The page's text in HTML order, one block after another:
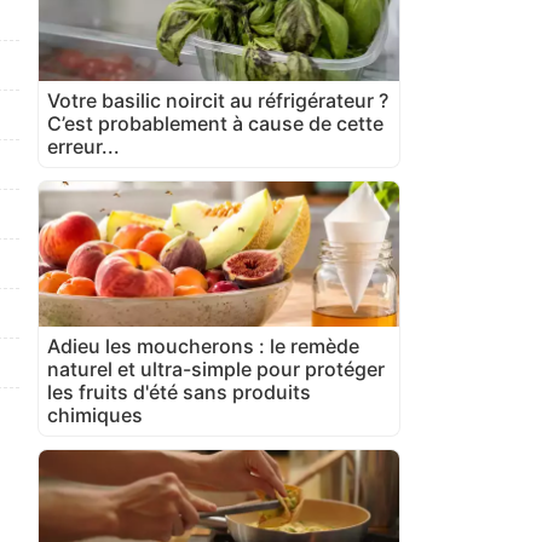
Votre basilic noircit au réfrigérateur ?
C’est probablement à cause de cette
erreur...
Adieu les moucherons : le remède
naturel et ultra-simple pour protéger
les fruits d'été sans produits
chimiques